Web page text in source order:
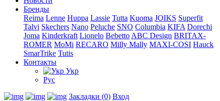
Бренды
Reima Lenne Huppa Lassie Tutta Kuoma JOIKS Superfit
Talvi Skechers Nano Peluche SNO Columbia KIFA Dorechi
Joma Kinderkraft Lionelo Bebetto ABC Design BRITAX-
ROMER MoMi RECARO Milly Mally MAXI-COSI Hauck
SmarTrike Tutis
Контакты
Укр
Рус
Закладки (0) Вход